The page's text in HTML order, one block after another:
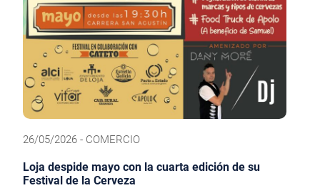
26/05/2026 - COMERCIO
Loja despide mayo con la cuarta edición de su
Festival de la Cerveza